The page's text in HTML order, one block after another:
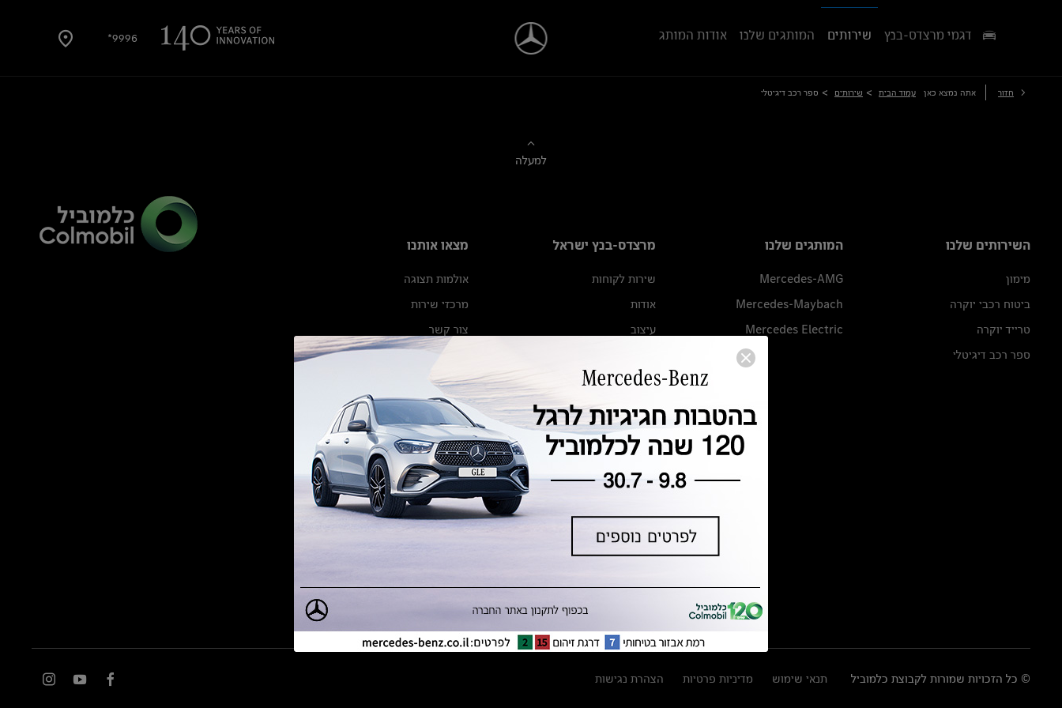
9996* דגמי מרצדס-בנץ שירותים המותגים שלנו אודות המותג
חזור אתה נמצא כאן עמוד הבית > שירותים > ספר רכב דיגיטלי
למעלה
השירותים שלנו
מימון
ביטוח רכבי יוקרה
טרייד יוקרה
ספר רכב דיגיטלי
המותגים שלנו
Mercedes-AMG
Mercedes-Maybach
Mercedes Electric
מרצדס-בנץ ישראל
שירות לקוחות
אודות
עיצוב
מגזין מרצדס-בנץ
ספרי רכב מרצדס-בנץ
נתוני זיהום אוויר וצריכת דלק וחשמל
נתוני תווית צמיגים
מחירון חלפים
הודעה על הטבות לרכבי מרצדס בהסדר
מצאו אותנו
אולמות תצוגה
מרכזי שירות
צור קשר
© כל הזכויות שמורות לקבוצת כלמוביל תנאי שימוש מדיניות פרטיות הצהרת נגישות